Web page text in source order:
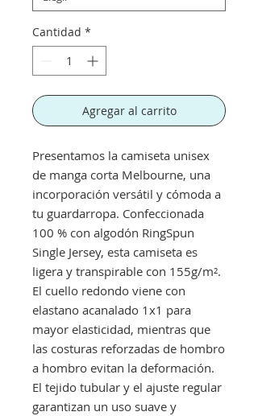
Cantidad *
Agregar al carrito
Presentamos la camiseta unisex
de manga corta Melbourne, una
incorporación versátil y cómoda a
tu guardarropa. Confeccionada
100 % con algodón RingSpun
Single Jersey, esta camiseta es
ligera y transpirable con 155g/m².
El cuello redondo viene con
elastano acanalado 1x1 para
mayor elasticidad, mientras que
las costuras reforzadas de hombro
a hombro evitan la deformación.
El tejido tubular y el ajuste regular
garantizan un uso suave y